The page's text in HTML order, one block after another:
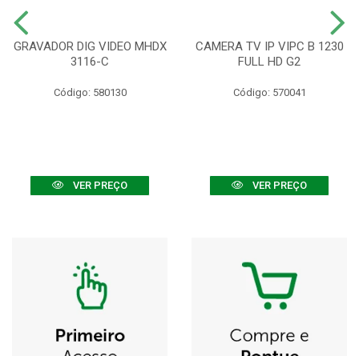
GRAVADOR DIG VIDEO MHDX
3116-C
Código: 580130
VER PREÇO
CAMERA TV IP VIPC B 1230
FULL HD G2
Código: 570041
VER PREÇO